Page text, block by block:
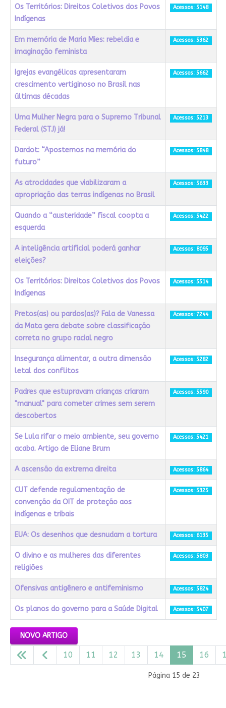
Os Territórios: Direitos Coletivos dos Povos
Indígenas
Acessos: 5148
Em memória de Maria Mies: rebeldia e
imaginação feminista
Acessos: 5362
Igrejas evangélicas apresentaram
crescimento vertiginoso no Brasil nas
últimas décadas
Acessos: 5662
Uma Mulher Negra para o Supremo Tribunal
Federal (STJ) já!
Acessos: 5213
Dardot: “Apostemos na memória do
futuro”
Acessos: 5848
As atrocidades que viabilizaram a
apropriação das terras indígenas no Brasil
Acessos: 5633
Quando a “austeridade” fiscal coopta a
esquerda
Acessos: 5422
A inteligência artificial poderá ganhar
eleições?
Acessos: 8095
Os Territórios: Direitos Coletivos dos Povos
Indígenas
Acessos: 5514
Pretos(as) ou pardos(as)? Fala de Vanessa
da Mata gera debate sobre classificação
correta no grupo racial negro
Acessos: 7244
Insegurança alimentar, a outra dimensão
letal dos conflitos
Acessos: 5282
Padres que estupravam crianças criaram
"manual" para cometer crimes sem serem
descobertos
Acessos: 5590
Se Lula rifar o meio ambiente, seu governo
acaba. Artigo de Eliane Brum
Acessos: 5421
A ascensão da extrema direita Acessos: 5864
CUT defende regulamentação de
convenção da OIT de proteção aos
indígenas e tribais
Acessos: 5325
EUA: Os desenhos que desnudam a tortura Acessos: 6135
O divino e as mulheres das diferentes
religiões
Acessos: 5803
Ofensivas antigênero e antifeminismo Acessos: 5824
Os planos do governo para a Saúde Digital Acessos: 5407
NOVO ARTIGO
Página 15 de 23
10 11 12 13 14 15 16